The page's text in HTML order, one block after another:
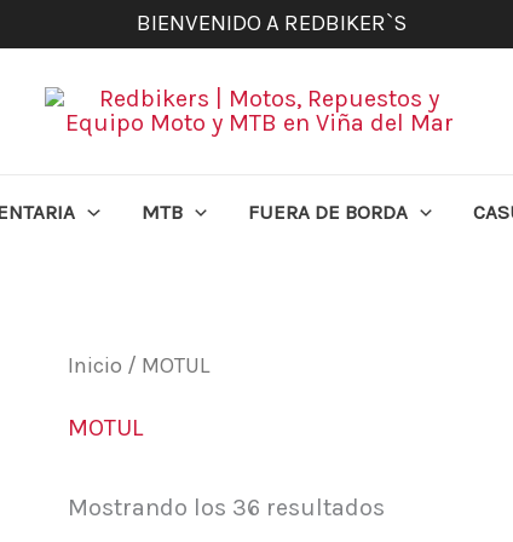
BIENVENIDO A REDBIKER`S
MTB FUERA DE BORDA
Inicio / MOTUL
MOTUL
Mostrando los 36 resultados